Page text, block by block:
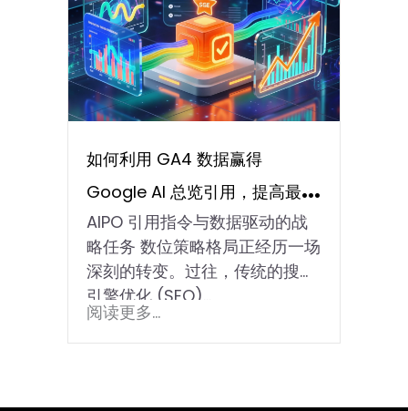
如何利用 GA4 数据赢得
Google AI 总览引用，提高最大
化转化率
AIPO 引用指令与数据驱动的战
略任务 数位策略格局正经历一场
深刻的转变。过往，传统的搜寻
引擎优化 (SEO)…
阅读更多...